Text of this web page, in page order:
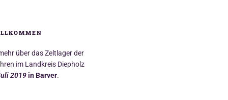
über das Zeltlager der
im Landkreis Diepholz
2019in Barver.